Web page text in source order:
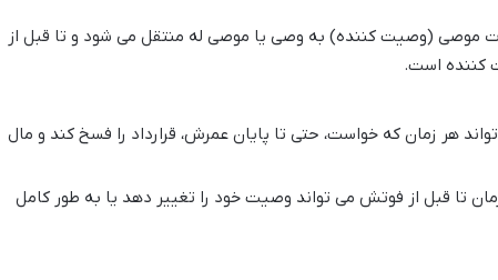
موصی (وصیت کننده) به وصی یا موصی له منتقل می شود و تا قبل از
کننده است.
هر زمان که خواست، حتی تا پایان عمرش، قرارداد را فسخ کند و مال
تا قبل از فوتش می تواند وصیت خود را تغییر دهد یا به طور کامل